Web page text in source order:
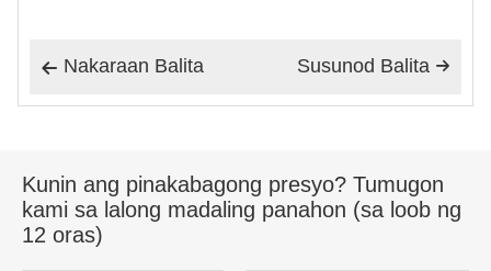
 Nakaraan Balita 
Susunod Balita
Kunin ang pinakabagong presyo? Tumugon
kami sa lalong madaling panahon (sa loob ng
12 oras)